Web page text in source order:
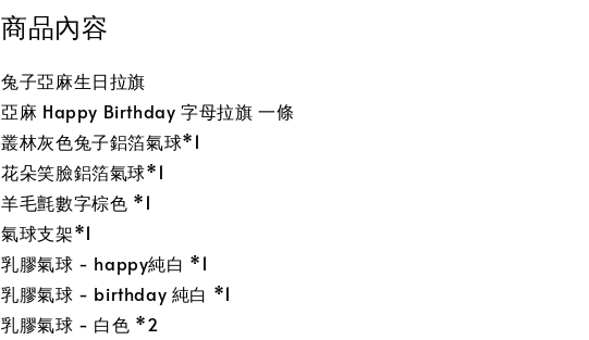
商品內容
兔子亞麻生日拉旗
亞麻 Happy Birthday 字母拉旗 一條
叢林灰色兔子鋁箔氣球*1
花朵笑臉鋁箔氣球*1
羊毛氈數字棕色 *1
氣球支架*1
乳膠氣球 - happy純白 *1
乳膠氣球 - birthday 純白 *1
乳膠氣球 - 白色 *2